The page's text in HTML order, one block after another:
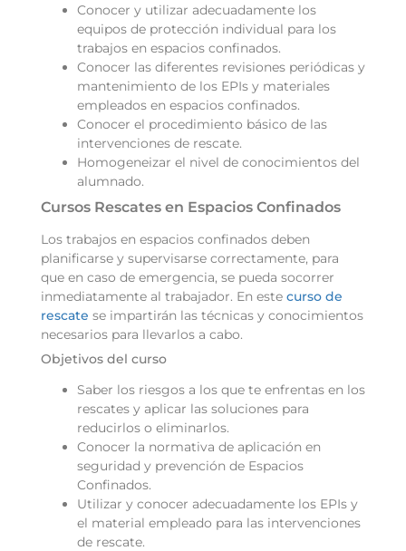
Conocer y utilizar adecuadamente los
equipos de protección individual para los
trabajos en espacios confinados.
Conocer las diferentes revisiones periódicas y
mantenimiento de los EPIs y materiales
empleados en espacios confinados.
Conocer el procedimiento básico de las
intervenciones de rescate.
Homogeneizar el nivel de conocimientos del
alumnado.
Cursos Rescates en Espacios Confinados
Los trabajos en espacios confinados deben
planificarse y supervisarse correctamente, para
que en caso de emergencia, se pueda socorrer
inmediatamente al trabajador. En este curso de
rescate se impartirán las técnicas y conocimientos
necesarios para llevarlos a cabo.
Objetivos del curso
Saber los riesgos a los que te enfrentas en los
rescates y aplicar las soluciones para
reducirlos o eliminarlos.
Conocer la normativa de aplicación en
seguridad y prevención de Espacios
Confinados.
Utilizar y conocer adecuadamente los EPIs y
el material empleado para las intervenciones
de rescate.